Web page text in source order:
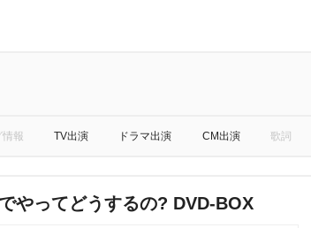
情報 TV出演 ドラマ出演 CM出演 歌詞
やってどうするの? DVD-BOX